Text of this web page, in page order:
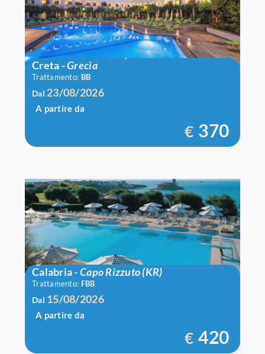
Hotel Malia Holidays
Creta -Grecia
Trattamento: BB
Dal 23/08/2026
A partire da
€ 370
Igv Le Castella
Calabria-Capo Rizzuto (KR)
Trattamento: FBB
Dal 15/08/2026
A partire da
€ 420